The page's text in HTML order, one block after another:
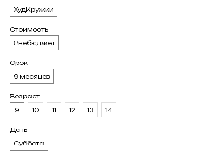
ХудКружки
Стоимость
Внебюджет
Срок
9 месяцев
Возраст
9
10 11 12 13 14
День
Суббота